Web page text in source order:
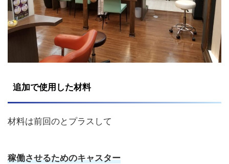
追加で使用した材料
材料は前回のとプラスして
稼働させるためのキャスター